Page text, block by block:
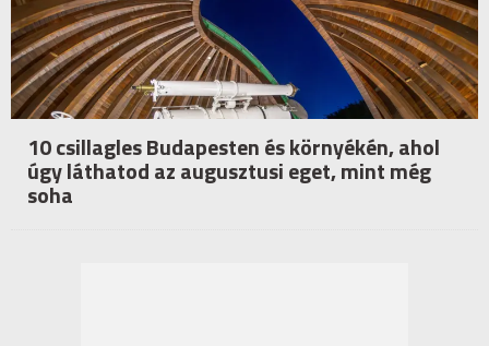
10 csillagles Budapesten és környékén, ahol
úgy láthatod az augusztusi eget, mint még
soha